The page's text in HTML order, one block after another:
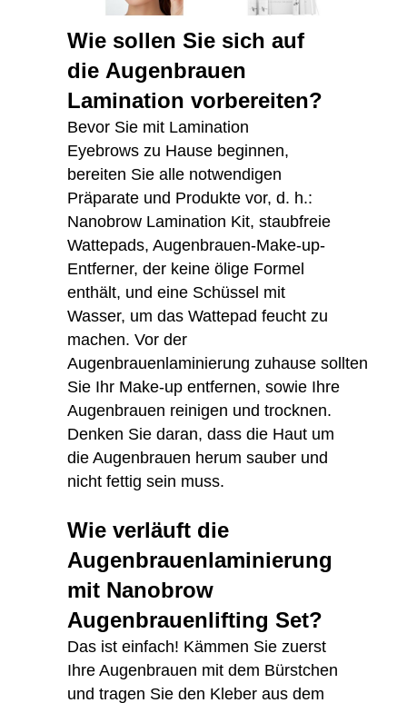
Wie sollen Sie sich auf
die Augenbrauen
Lamination vorbereiten?
Bevor Sie mit Lamination
Eyebrows zu Hause beginnen,
bereiten Sie alle notwendigen
Präparate und Produkte vor, d. h.:
Nanobrow Lamination Kit, staubfreie
Wattepads, Augenbrauen-Make-up-
Entferner, der keine ölige Formel
enthält, und eine Schüssel mit
Wasser, um das Wattepad feucht zu
machen. Vor der
Augenbrauenlaminierung zuhause sollten
Sie Ihr Make-up entfernen, sowie Ihre
Augenbrauen reinigen und trocknen.
Denken Sie daran, dass die Haut um
die Augenbrauen herum sauber und
nicht fettig sein muss.
Wie verläuft die
Augenbrauenlaminierung
mit Nanobrow
Augenbrauenlifting Set?
Das ist einfach! Kämmen Sie zuerst
Ihre Augenbrauen mit dem Bürstchen
und tragen Sie den Kleber aus dem